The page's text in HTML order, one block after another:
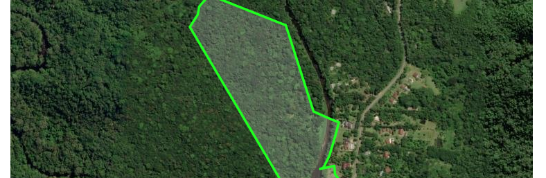
Terras
indígenas
(FUNAI)
UC Federal
UC Estaduais
UC
Municipais
Hidrografia
1:1.000.000
(ANA)